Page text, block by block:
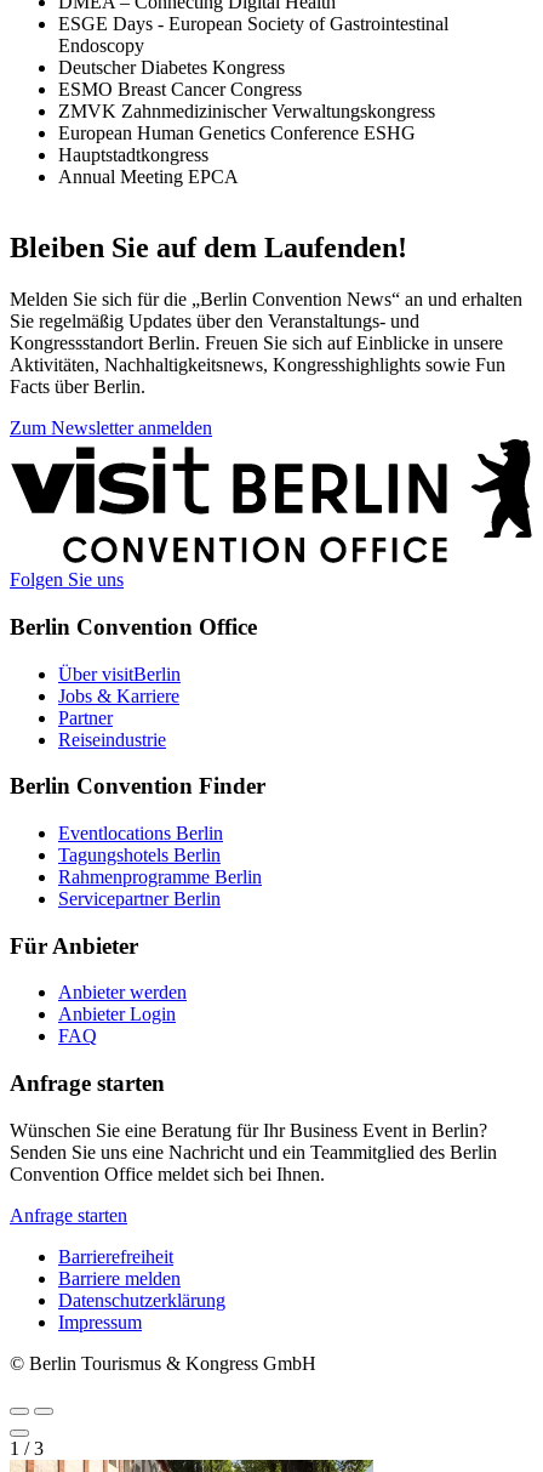
ESGE Days - European Society of Gastrointestinal
Endoscopy
Deutscher Diabetes Kongress
ESMO Breast Cancer Congress
ZMVK Zahnmedizinischer Verwaltungskongress
European Human Genetics Conference ESHG
Hauptstadtkongress
Annual Meeting EPCA
Bleiben Sie auf dem Laufenden!
Melden Sie sich für die „Berlin Convention News“ an und erhalten
Sie regelmäßig Updates über den Veranstaltungs- und
Kongressstandort Berlin. Freuen Sie sich auf Einblicke in unsere
Aktivitäten, Nachhaltigkeitsnews, Kongresshighlights sowie Fun
Facts über Berlin.
Zum Newsletter anmelden
Weitere
Informationen
Folgen Sie uns
Berlin Convention Office
Über visitBerlin
Jobs & Karriere
Partner
Reiseindustrie
Berlin Convention Finder
Eventlocations Berlin
Tagungshotels Berlin
Rahmenprogramme Berlin
Servicepartner Berlin
Für Anbieter
Anbieter werden
Anbieter Login
FAQ
Anfrage starten
Wünschen Sie eine Beratung für Ihr Business Event in Berlin?
Senden Sie uns eine Nachricht und ein Teammitglied des Berlin
Convention Office meldet sich bei Ihnen.
Anfrage starten
Metanavigation
Barrierefreiheit
Barriere melden
Datenschutzerklärung
Impressum
© Berlin Tourismus & Kongress GmbH
1 /3